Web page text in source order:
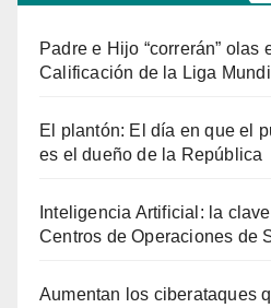
Padre e Hijo “correrán” olas
Calificación de la Liga
El plantón: El día en que el
es el dueño de la República
Inteligencia Artificial: la
Centros de Operaciones de
Aumentan los ciberataques